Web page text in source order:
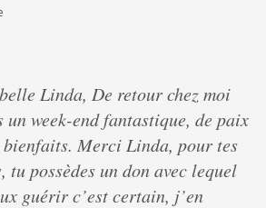
Linda, De retour chez moi
un week-end fantastique, de paix
bienfaits. Merci Linda, pour tes
tu possèdes un don avec lequel
guérir c’est certain, j’en